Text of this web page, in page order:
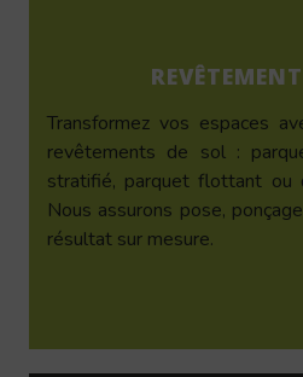
Transformez vos espaces
revêtements de sol :
stratifié, parquet flottant ou
Nous assurons pose,
résultat sur mesure.